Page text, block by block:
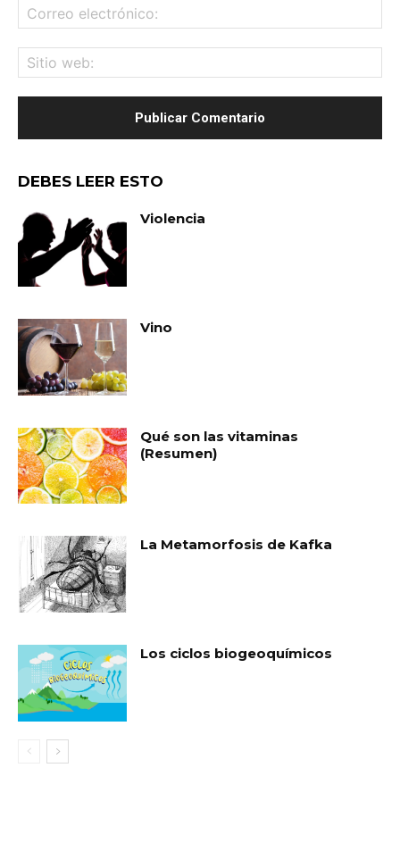
DEBES LEER ESTO
Violencia
Vino
Qué son las vitaminas
(Resumen)
La Metamorfosis de Kafka
Los ciclos biogeoquímicos